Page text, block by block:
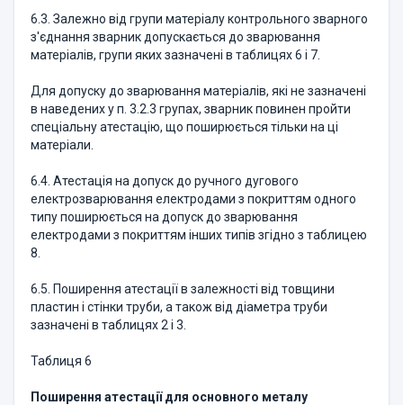
6.3. Залежно вiд групи матерiалу контрольного зварного
з'єднання зварник допускається до зварювання
матерiалiв, групи яких зазначенi в таблицях 6 і 7.
Для допуску до зварювання матерiалiв, якi не зазначені
в наведених у п. 3.2.3 групах, зварник повинен пройти
спецiальну атестацiю, що поширюється тiльки на ці
матерiали.
6.4. Атестацiя на допуск до ручного дугового
електрозварювання електродами з покриттям одного
типу поширюється на допуск до зварювання
електродами з покриттям iнших типiв згiдно з таблицею
8.
6.5. Поширення атестацiї в залежностi вiд товщини
пластин i стiнки труби, а також вiд дiаметра труби
зазначенi в таблицях 2 i 3.
Таблиця 6
Поширення атестації для основного металу